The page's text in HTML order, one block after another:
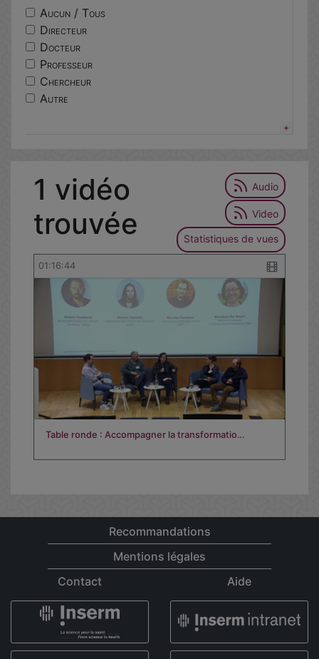
1 vidéo
trouvée
Audio
Video
Statistiques de vues
01:16:44
Table ronde : Accompagner la transformatio…
translationnelle
centres
lorier
excellence
ethique
responsable
environnementale
Aucun / Tous
Directeur
Docteur
Professeur
Chercheur
Autre
Recommandations
Mentions légales
Contact
Aide